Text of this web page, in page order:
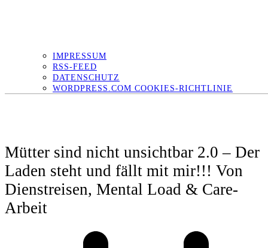
IMPRESSUM
RSS-FEED
DATENSCHUTZ
WORDPRESS.COM COOKIES-RICHTLINIE
Mütter sind nicht unsichtbar 2.0 – Der
Laden steht und fällt mit mir!!! Von
Dienstreisen, Mental Load & Care-
Arbeit